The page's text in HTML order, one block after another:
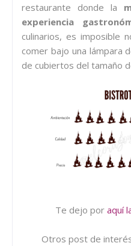
restaurante donde la
experiencia
culinarios, es imposible
comer bajo una lámpara
de cubiertos del tamaño
Te dejo por aquí
Otros post de